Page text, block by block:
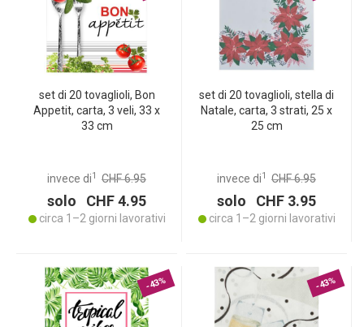
set di 20 tovaglioli, Bon
Appetit, carta, 3 veli, 33 x
33 cm
invece di1 CHF 6.95
solo CHF 4.95
circa 1–2 giorni lavorativi
set di 20 tovaglioli, stella di
Natale, carta, 3 strati, 25 x
25 cm
invece di1 CHF 6.95
solo CHF 3.95
circa 1–2 giorni lavorativi
-43% -43%